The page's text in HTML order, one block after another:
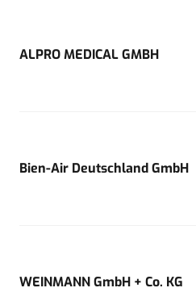
ALPRO MEDICAL GMBH
Bien-Air Deutschland GmbH
WEINMANN GmbH + Co. KG